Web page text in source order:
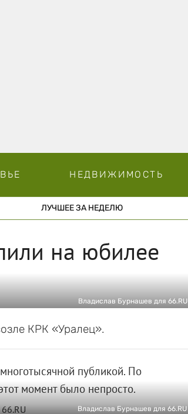
НЕДВИЖИМОСТЬ
ЛУЧШЕЕ ЗА НЕДЕЛЮ
на юбилее
Владислав Бурнашев для 66.RU
КРК «Уралец».
публикой. По
момент было непросто.
Владислав Бурнашев для 66.RU